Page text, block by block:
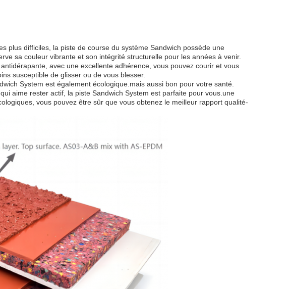
plus difficiles, la piste de course du système Sandwich possède une
sa couleur vibrante et son intégrité structurelle pour les années à venir.
avec une excellente adhérence, vous pouvez courir et vous
susceptible de glisser ou de vous blesser.
System est également écologique.mais aussi bon pour votre santé.
aime rester actif, la piste Sandwich System est parfaite pour vous.une
vous pouvez être sûr que vous obtenez le meilleur rapport qualité-